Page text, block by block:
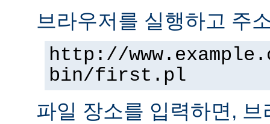
브라우저를 실행하고 주
http://
bin/first.pl
파일 장소를 입력하면,